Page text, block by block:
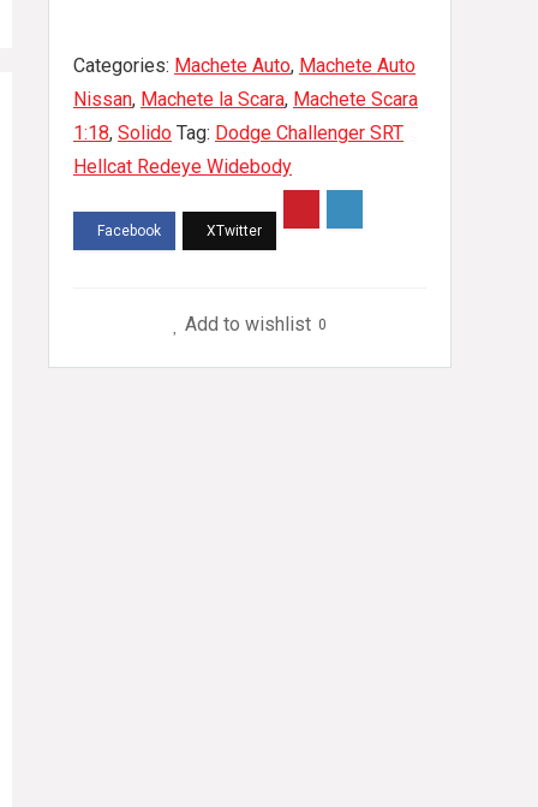
Redeye
Widebody
2023
„NYC
1:18
Solido
Categories: Machete Auto, Machete Auto
Nissan, Machete la Scara, Machete Scara
1:18, Solido Tag: Dodge Challenger SRT
Hellcat Redeye Widebody
Add to wishlist 0